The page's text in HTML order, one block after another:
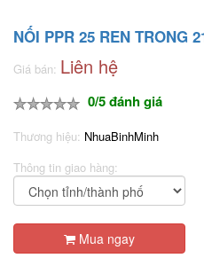
NỐI PPR 25 REN TRONG
Giá bán: Liên hệ
0/5 đánh giá
Thương hiệu: NhuaBinhMinh
Thông tin giao hàng:
Mua ngay